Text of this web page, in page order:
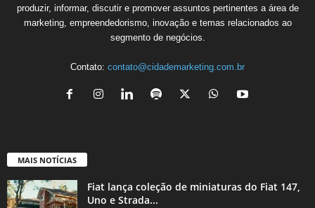
produzir, informar, discutir e promover assuntos pertinentes a área de
marketing, empreendedorismo, inovação e temas relacionados ao
segmento de negócios.
Contato: contato@cidademarketing.com.br
MAIS NOTÍCIAS
Fiat lança coleção de miniaturas do Fiat 147,
Uno e Strada...